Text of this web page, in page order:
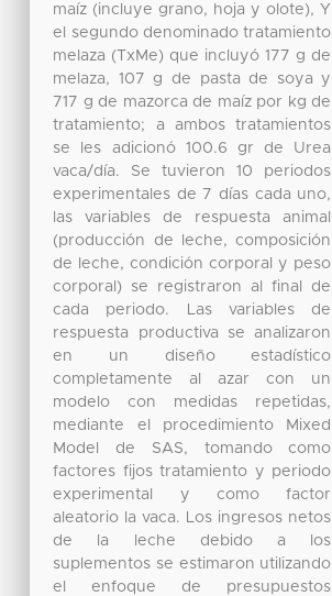
maíz (incluye grano, hoja y olote), Y
el segundo denominado tratamiento
melaza (TxMe) que incluyó 177 g de
melaza, 107 g de pasta de soya y
717 g de mazorca de maíz por kg de
tratamiento; a ambos tratamientos
se les adicionó 100.6 gr de Urea
vaca/día. Se tuvieron 10 periodos
experimentales de 7 días cada uno,
las variables de respuesta animal
(producción de leche, composición
de leche, condición corporal y peso
corporal) se registraron al final de
cada periodo. Las variables de
respuesta productiva se analizaron
en un diseño estadístico
completamente al azar con un
modelo con medidas repetidas,
mediante el procedimiento Mixed
Model de SAS, tomando como
factores fijos tratamiento y periodo
experimental y como factor
aleatorio la vaca. Los ingresos netos
de la leche debido a los
suplementos se estimaron utilizando
el enfoque de presupuestos